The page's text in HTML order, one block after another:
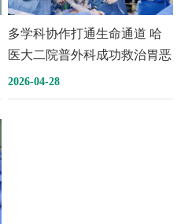
多学科协作打通生命通道 哈
医大二院普外科成功救治胃恶
性肿瘤合并尿毒症透析患者
2026-04-28